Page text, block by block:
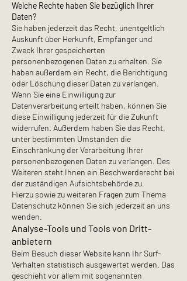
Welche Rechte haben Sie bezüglich Ihrer
Daten?
Sie haben jederzeit das Recht, unentgeltlich
Auskunft über Herkunft, Empfänger und
Zweck Ihrer gespeicherten
personenbezogenen Daten zu erhalten. Sie
haben außerdem ein Recht, die Berichtigung
oder Löschung dieser Daten zu verlangen.
Wenn Sie eine Einwilligung zur
Datenverarbeitung erteilt haben, können Sie
diese Einwilligung jederzeit für die Zukunft
widerrufen. Außerdem haben Sie das Recht,
unter bestimmten Umständen die
Einschränkung der Verarbeitung Ihrer
personenbezogenen Daten zu verlangen. Des
Weiteren steht Ihnen ein Beschwerderecht bei
der zuständigen Aufsichtsbehörde zu.
Hierzu sowie zu weiteren Fragen zum Thema
Datenschutz können Sie sich jederzeit an uns
wenden.
Analyse-Tools und Tools von Dritt­
anbietern
Beim Besuch dieser Website kann Ihr Surf-
Verhalten statistisch ausgewertet werden. Das
geschieht vor allem mit sogenannten